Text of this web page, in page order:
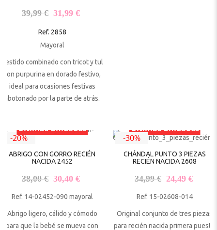
39,99€ El precio original era: 39,99 €.
31,99€
Ref. 2858
Mayoral
Vestido combinado con tricot y tul
con purpurina en dorado festivo,
ideal para ocasiones festivas
abotonado por la parte de atrás.
-20%
Últimas unidades
ABRIGO CON GORRO RECIÉN
NACIDA 2452
38,00€ El precio original era: 38,00 €.
30,40€ El precio actual es: 30,40 €.
Ref. 14-02452-090 mayoral
Abrigo ligero, cálido y cómodo
para que la bebé se mueva con
Últimas unidades
-30%
CHÁNDAL PUNTO 3 PIEZAS
RECIÉN NACIDA 2608
34,99€ El precio
24,49 €
Ref. 15-02608-014
Original conjunto de tres piezas
para recién nacida primera puesta.